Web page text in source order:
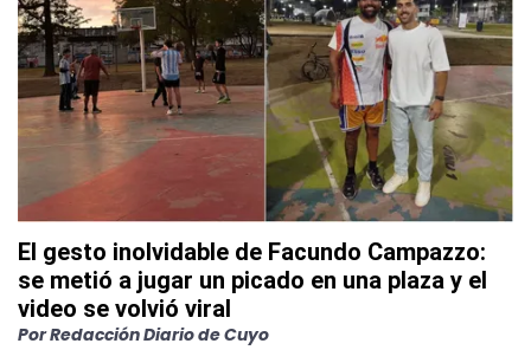
El gesto inolvidable de Facundo Campazzo:
se metió a jugar un picado en una plaza y el
video se volvió viral
PorRedacción Diario de Cuyo